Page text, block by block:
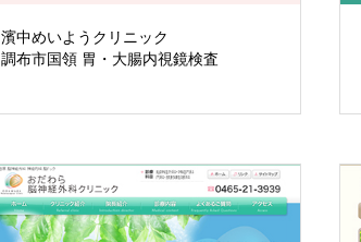
濱中めいようクリニック
調布市国領 胃・大腸内視鏡検査